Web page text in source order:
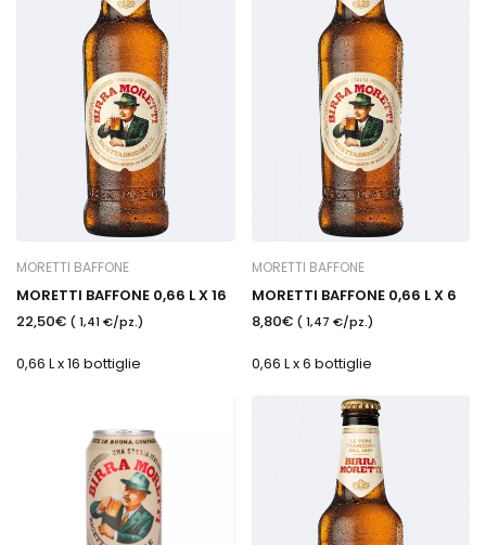
MORETTI BAFFONE
MORETTI BAFFONE 0,66 L X 16
22,50€ ( 1,41 €/pz.)
0,66 L x 16 bottiglie
MORETTI BAFFONE
MORETTI BAFFONE 0,66 L X 6
8,80€ ( 1,47 €/pz.)
0,66 L x 6 bottiglie